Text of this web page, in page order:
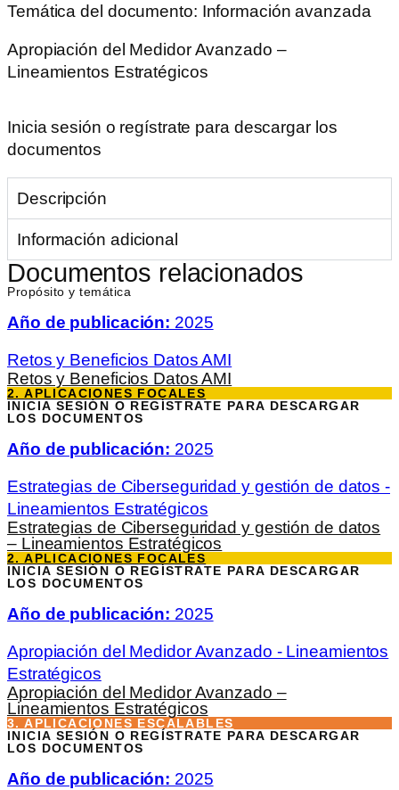
Temática del documento: Información avanzada
Apropiación del Medidor Avanzado –
Lineamientos Estratégicos
Inicia sesión o regístrate para descargar los
documentos
Descripción
Información adicional
Documentos relacionados
Propósito y temática
Año de publicación: 2025
Retos y Beneficios Datos AMI
Retos y Beneficios Datos AMI
2. APLICACIONES FOCALES
INICIA SESIÓN O REGÍSTRATE PARA DESCARGAR
LOS DOCUMENTOS
Año de publicación: 2025
Estrategias de Ciberseguridad y gestión de datos -
Lineamientos Estratégicos
Estrategias de Ciberseguridad y gestión de datos
– Lineamientos Estratégicos
2. APLICACIONES FOCALES
INICIA SESIÓN O REGÍSTRATE PARA DESCARGAR
LOS DOCUMENTOS
Año de publicación: 2025
Apropiación del Medidor Avanzado - Lineamientos
Estratégicos
Apropiación del Medidor Avanzado –
Lineamientos Estratégicos
3. APLICACIONES ESCALABLES
INICIA SESIÓN O REGÍSTRATE PARA DESCARGAR
LOS DOCUMENTOS
Año de publicación: 2025